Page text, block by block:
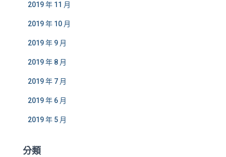
2019 年 11 月
2019 年 10 月
2019 年 9 月
2019 年 8 月
2019 年 7 月
2019 年 6 月
2019 年 5 月
分類